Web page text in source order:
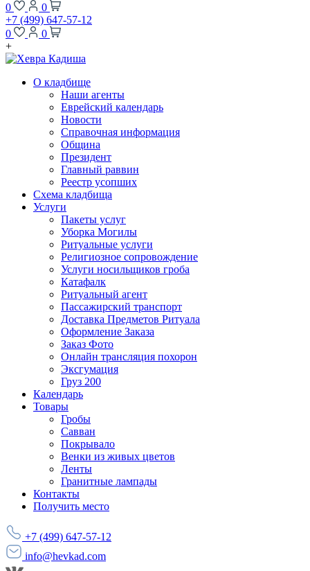
0
0
+7 (499) 647-57-12
0
0
+
О кладбище
Наши агенты
Еврейский календарь
Новости
Справочная информация
Община
Президент
Главный раввин
Реестр усопших
Схема кладбища
Услуги
Пакеты услуг
Уборка Могилы
Ритуальные услуги
Религиозное сопровождение
Услуги носильщиков гроба
Катафалк
Ритуальный агент
Пассажирский транспорт
Доставка Предметов Ритуала
Оформление Заказа
Заказ Фото
Онлайн трансляция похорон
Эксгумация
Груз 200
Календарь
Товары
Гробы
Савван
Покрывало
Венки из живых цветов
Ленты
Гранитные лампады
Контакты
Получить место
+7 (499) 647-57-12
info@hevkad.com